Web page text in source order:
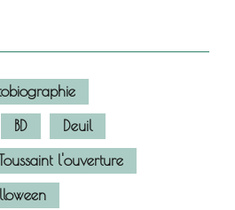
BD
Deuil
l'ouverture